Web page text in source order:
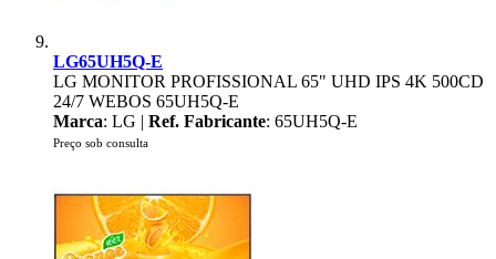
LG65UH5Q-E
LG MONITOR PROFISSIONAL 65" UHD IPS 4K 500CD
24/7 WEBOS 65UH5Q-E
Marca: LG | Ref. Fabricante: 65UH5Q-E
Preço sob consulta